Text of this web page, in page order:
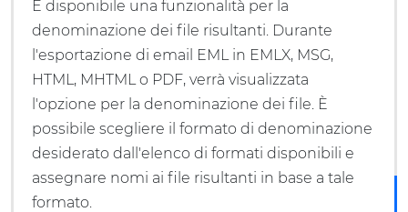
È disponibile una funzionalità per la
denominazione dei file risultanti. Durante
l'esportazione di email EML in EMLX, MSG,
HTML, MHTML o PDF, verrà visualizzata
l'opzione per la denominazione dei file. È
possibile scegliere il formato di denominazione
desiderato dall'elenco di formati disponibili e
assegnare nomi ai file risultanti in base a tale
formato.